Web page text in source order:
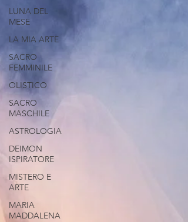
LUNA DEL
MESE
LA MIA ARTE
SACRO
FEMMINILE
OLISTICO
SACRO
MASCHILE
ASTROLOGIA
DEIMON
ISPIRATORE
MISTERO E
ARTE
MARIA
MADDALENA